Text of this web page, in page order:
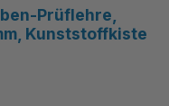
Prüflehre,
Kunststoffkiste